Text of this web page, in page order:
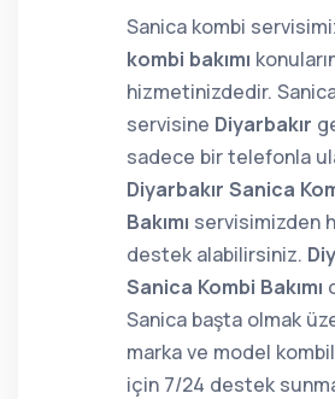
Sanica kombi
kombi bakımı
hizmetinizdedir.
servisine Diyarbakır
sadece bir telefonla
Diyarbakır Sanica
Bakımı servisimizden
destek alabilirsiniz.
Sanica Kombi Bakımı
Sanica başta olmak
marka ve model
için 7/24 destek